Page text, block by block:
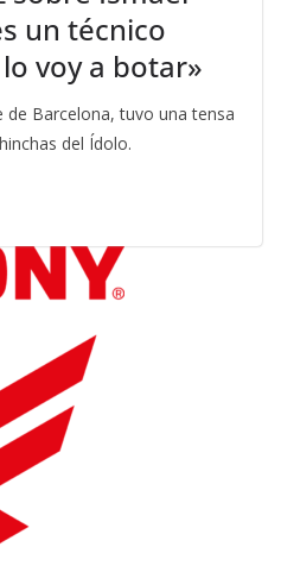
un técnico
voy a botar»
Barcelona, tuvo una tensa
del Ídolo.